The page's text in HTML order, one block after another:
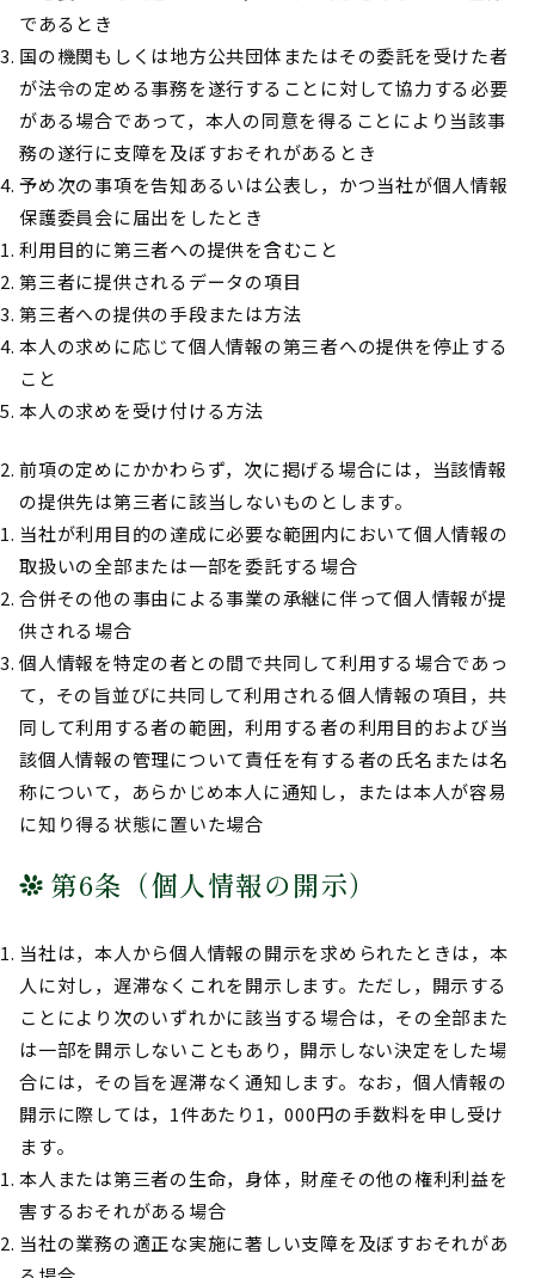
であるとき
国の機関もしくは地方公共団体またはその委託を受けた者
が法令の定める事務を遂行することに対して協力する必要
がある場合であって，本人の同意を得ることにより当該事
務の遂行に支障を及ぼすおそれがあるとき
予め次の事項を告知あるいは公表し，かつ当社が個人情報
保護委員会に届出をしたとき
利用目的に第三者への提供を含むこと
第三者に提供されるデータの項目
第三者への提供の手段または方法
本人の求めに応じて個人情報の第三者への提供を停止する
こと
本人の求めを受け付ける方法
前項の定めにかかわらず，次に掲げる場合には，当該情報
の提供先は第三者に該当しないものとします。
当社が利用目的の達成に必要な範囲内において個人情報の
取扱いの全部または一部を委託する場合
合併その他の事由による事業の承継に伴って個人情報が提
供される場合
個人情報を特定の者との間で共同して利用する場合であっ
て，その旨並びに共同して利用される個人情報の項目，共
同して利用する者の範囲，利用する者の利用目的および当
該個人情報の管理について責任を有する者の氏名または名
称について，あらかじめ本人に通知し，または本人が容易
に知り得る状態に置いた場合
第6条（個人情報の開示）
当社は，本人から個人情報の開示を求められたときは，本
人に対し，遅滞なくこれを開示します。ただし，開示する
ことにより次のいずれかに該当する場合は，その全部また
は一部を開示しないこともあり，開示しない決定をした場
合には，その旨を遅滞なく通知します。なお，個人情報の
開示に際しては，1件あたり1，000円の手数料を申し受け
ます。
本人または第三者の生命，身体，財産その他の権利利益を
害するおそれがある場合
当社の業務の適正な実施に著しい支障を及ぼすおそれがあ